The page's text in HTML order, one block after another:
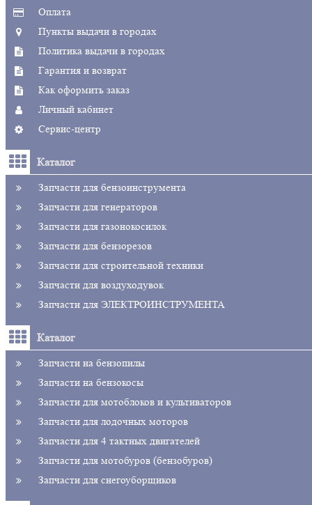
Оплата
Пункты выдачи в городах
Политика выдачи в городах
Гарантия и возврат
Как оформить заказ
Личный кабинет
Сервис-центр
Каталог
Запчасти для бензоинструмента
Запчасти для генераторов
Запчасти для газонокосилок
Запчасти для бензорезов
Запчасти для строительной техники
Запчасти для воздуходувок
Запчасти для ЭЛЕКТРОИНСТРУМЕНТА
Каталог
Запчасти на бензопилы
Запчасти на бензокосы
Запчасти для мотоблоков и культиваторов
Запчасти для лодочных моторов
Запчасти для 4 тактных двигателей
Запчасти для мотобуров (бензобуров)
Запчасти для снегоуборщиков